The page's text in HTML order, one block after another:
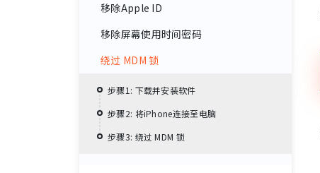
移除Apple ID
移除屏幕使用时间密码
绕过 MDM 锁
步骤1: 下载并安装软件
步骤2: 将iPhone连接至电脑
步骤3: 绕过 MDM 锁